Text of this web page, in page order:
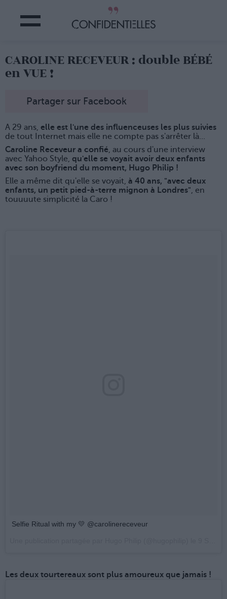
CAROLINE RECEVEUR : double BÉBÉ
en VUE !
Partager sur Facebook
A 29 ans, elle est l'une des influenceuses les plus suivies
de tout Internet mais elle ne compte pas s'arrêter là...
Caroline Receveur a confié, au cours d'une interview
avec Yahoo Style, qu'elle se voyait avoir deux enfants
avec son boyfriend du moment, Hugo Philip !
Elle a même dit qu'elle se voyait, à 40 ans, "avec deux
enfants, un petit pied-à-terre mignon à Londres", en
touuuute simplicité la Caro !
Selfie Ritual with my 💛 @carolinereceveur
Les deux tourtereaux sont plus amoureux que jamais !